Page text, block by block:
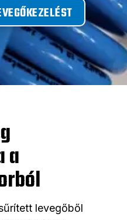
a
levegőből